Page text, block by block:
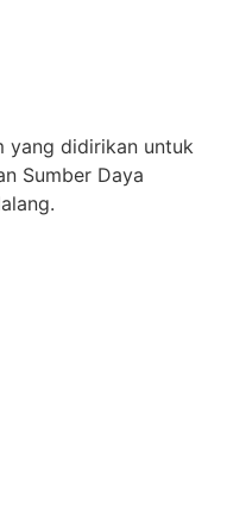
yang didirikan untuk
Sumber Daya